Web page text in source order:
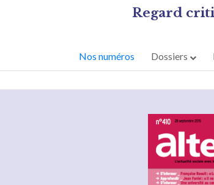
Regard
Nos numéros Dossiers